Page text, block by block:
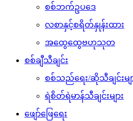
စစ်ဘက်ဥပဒေ
လစာနှင့်စရိတ်နှုန်းထား
အထွေထွေဗဟုသုတ
စစ်ချီသီချင်း
စစ်သည်ရေး/ဆိုသီချင်းမျ
ရဲစိတ်ရဲမာန်သီချင်းများ
ဖျော်ဖြေရေး